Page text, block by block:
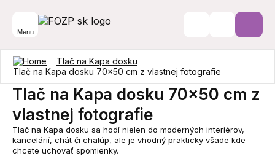
Menu
Tlač na Kapa dosku
Tlač na Kapa dosku 70x50 cm z vlastnej fotografie
Tlač na Kapa dosku 70x50 cm z
vlastnej fotografie
Tlač na Kapa dosku sa hodí nielen do moderných interiérov,
kancelárií, chát či chalúp, ale je vhodný prakticky všade kde
chcete uchovať spomienky.